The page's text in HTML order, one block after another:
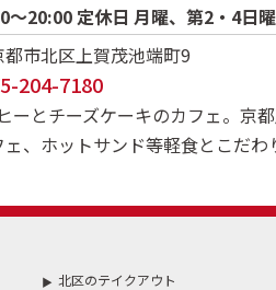
～20:00 定休日 月曜、第2・4日曜
都市北区上賀茂池端町9
204-7180
ーとチーズケーキのカフェ。京
、ホットサンド等軽食とこだわ
北区のテイクアウト